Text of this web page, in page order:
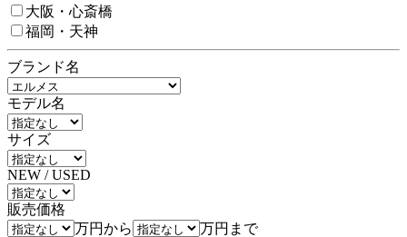
大阪・心斎橋
福岡・天神
ブランド名
モデル名
サイズ
NEW / USED
販売価格
万円から
万円まで